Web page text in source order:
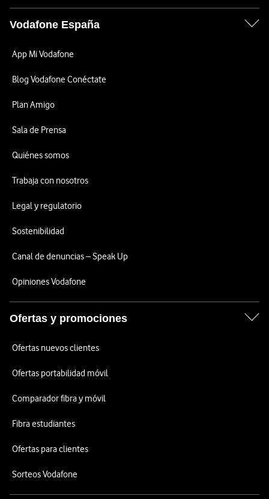
Vodafone España
App Mi Vodafone
Blog Vodafone Conéctate
Plan Amigo
Sala de Prensa
Quiénes somos
Trabaja con nosotros
Legal y regulatorio
Sostenibilidad
Canal de denuncias – Speak Up
Opiniones Vodafone
Ofertas y promociones
Ofertas nuevos clientes
Ofertas portabilidad móvil
Comparador fibra y móvil
Fibra estudiantes
Ofertas para clientes
Sorteos Vodafone